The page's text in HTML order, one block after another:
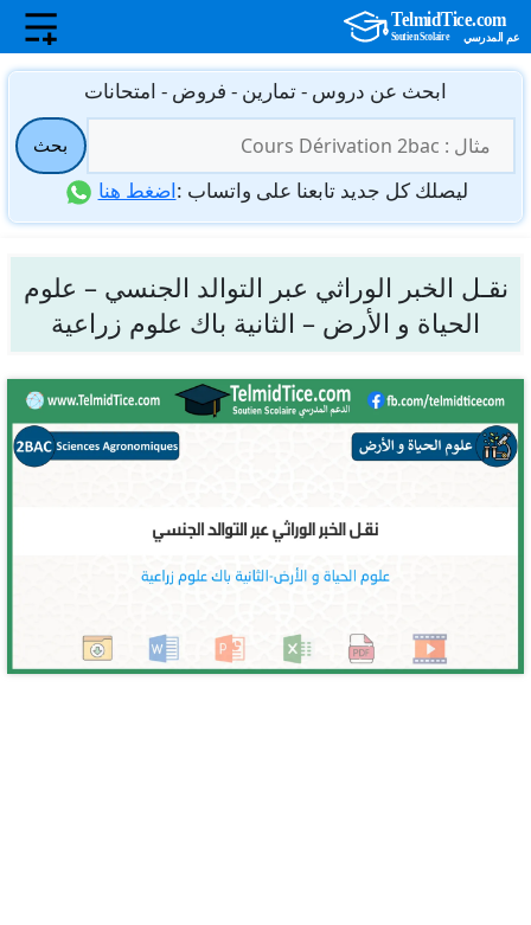
انتقل
المحتوى
ابحث عن دروس - تمارين - فروض - امتحانات
عن:
بحث
ليصلك كل جديد تابعنا على واتساب :اضغط هنا
نقـل الخبر الوراثي عبر التوالد الجنسي – علوم
الحياة و الأرض – الثانية باك علوم زراعية